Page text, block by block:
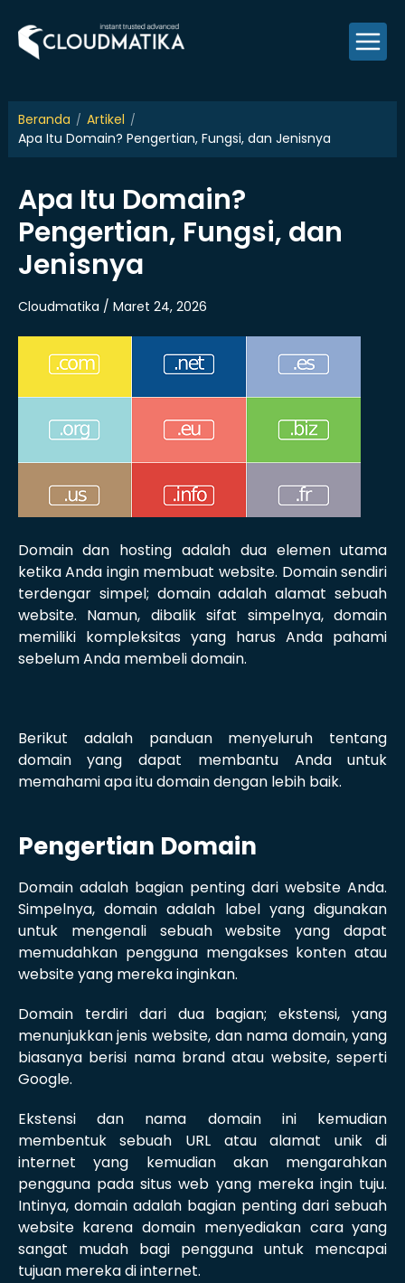
content
Beranda
Artikel
Apa Itu Domain? Pengertian, Fungsi, dan Jenisnya
Apa Itu Domain?
Pengertian, Fungsi, dan
Jenisnya
Cloudmatika / Maret 24, 2026
Domain dan hosting adalah dua elemen utama
ketika Anda ingin membuat website. Domain sendiri
terdengar simpel; domain adalah alamat sebuah
website. Namun, dibalik sifat simpelnya, domain
memiliki kompleksitas yang harus Anda pahami
sebelum Anda membeli domain.
Berikut adalah panduan menyeluruh tentang
domain yang dapat membantu Anda untuk
memahami apa itu domain dengan lebih baik.
Pengertian Domain
Domain adalah bagian penting dari website Anda.
Simpelnya, domain adalah label yang digunakan
untuk mengenali sebuah website yang dapat
memudahkan pengguna mengakses konten atau
website yang mereka inginkan.
Domain terdiri dari dua bagian; ekstensi, yang
menunjukkan jenis website, dan nama domain, yang
biasanya berisi nama brand atau website, seperti
Google.
Ekstensi dan nama domain ini kemudian
membentuk sebuah URL atau alamat unik di
internet yang kemudian akan mengarahkan
pengguna pada situs web yang mereka ingin tuju.
Intinya, domain adalah bagian penting dari sebuah
website karena domain menyediakan cara yang
sangat mudah bagi pengguna untuk mencapai
tujuan mereka di internet.